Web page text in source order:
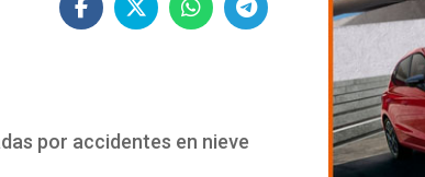
por accidentes en nieve